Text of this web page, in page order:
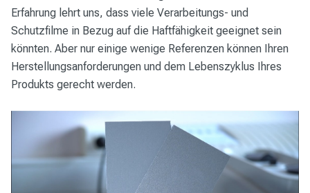
Erfahrung lehrt uns, dass viele Verarbeitungs- und
Schutzfilme in Bezug auf die Haftfähigkeit geeignet sein
könnten. Aber nur einige wenige Referenzen können Ihren
Herstellungsanforderungen und dem Lebenszyklus Ihres
Produkts gerecht werden.